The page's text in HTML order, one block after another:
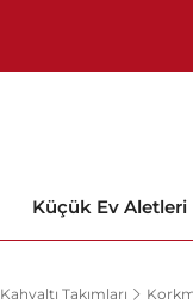
Küçük Ev Aletleri
Kahvaltı Takımları